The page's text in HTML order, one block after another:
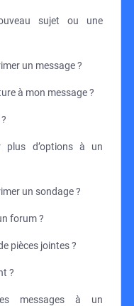
sujet ou une
un message ?
à mon message ?
plus d’options à un
un sondage ?
forum ?
pièces jointes ?
?
messages à un